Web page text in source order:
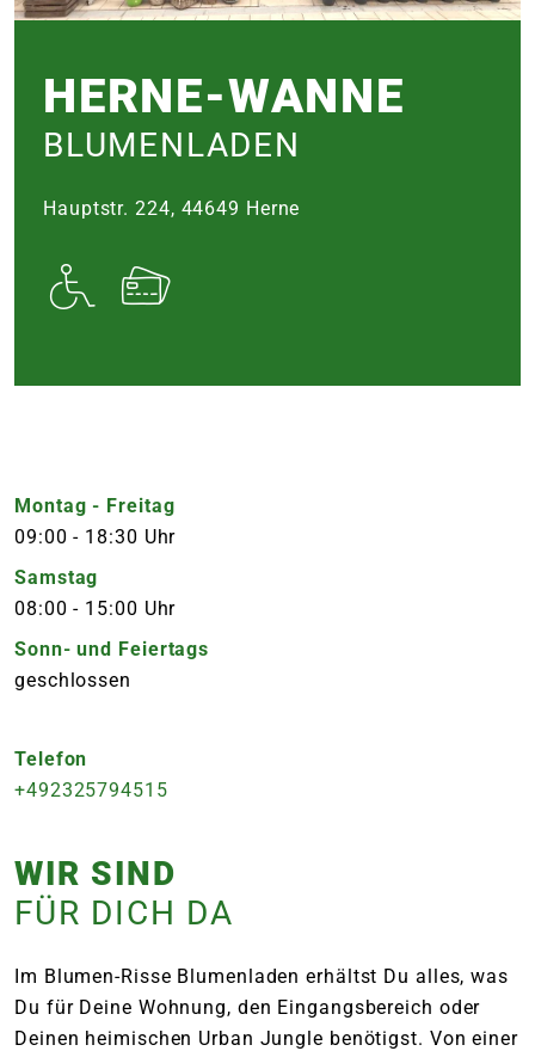
HERNE-WANNE
BLUMENLADEN
Hauptstr. 224, 44649 Herne
Montag - Freitag
09:00 - 18:30 Uhr
Samstag
08:00 - 15:00 Uhr
Sonn- und Feiertags
geschlossen
Telefon
+492325794515
WIR SIND
FÜR DICH DA
Im Blumen-Risse Blumenladen erhältst Du alles, was
Du für Deine Wohnung, den Eingangsbereich oder
Deinen heimischen Urban Jungle benötigst. Von einer